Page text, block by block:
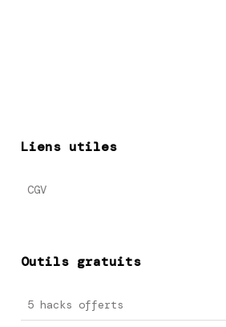
Liens utiles
CGV
Outils gratuits
5 hacks offerts